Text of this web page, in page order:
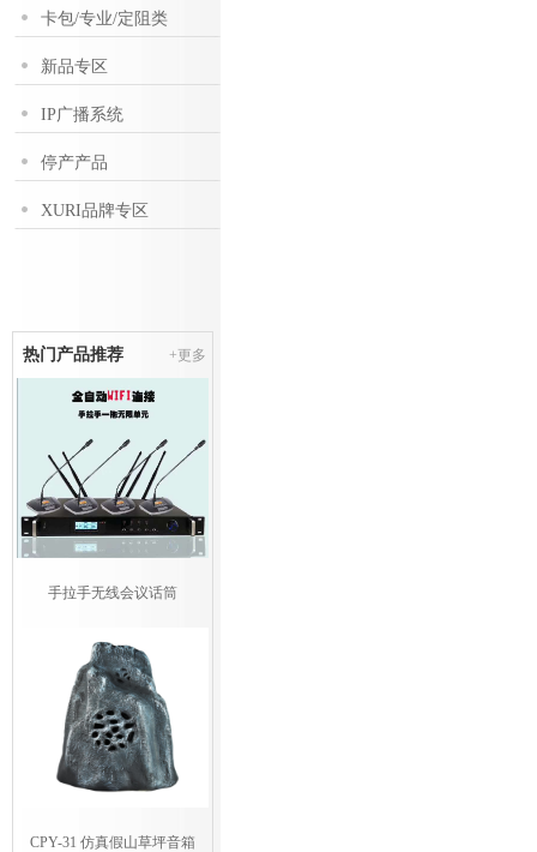
卡包/专业/定阻类
新品专区
IP广播系统
停产产品
XURI品牌专区
热门产品推荐 +更多
手拉手无线会议话筒
CPY-31 仿真假山草坪音箱